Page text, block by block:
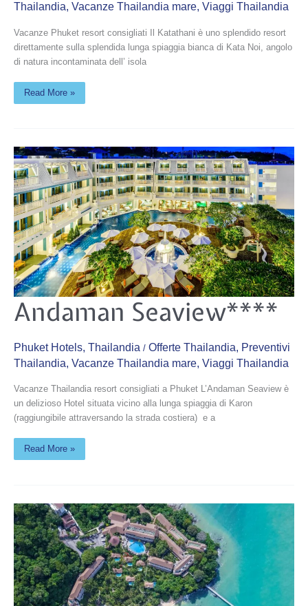
Thailandia, Vacanze Thailandia mare, Viaggi Thailandia
Vacanze Phuket resort consigliati Il Katathani è uno splendido resort
direttamente sulla splendida lunga spiaggia bianca di Kata Noi, angolo
di natura incontaminata dell’ isola
Read More »
Andaman Seaview****
Phuket Hotels, Thailandia / Offerte Thailandia, Preventivi
Thailandia, Vacanze Thailandia mare, Viaggi Thailandia
Vacanze Thailandia resort consigliati a Phuket L’Andaman Seaview è
un delizioso Hotel situata vicino alla lunga spiaggia di Karon
(raggiungibile attraversando la strada costiera) e a
Andaman
Seaview****
Read More »